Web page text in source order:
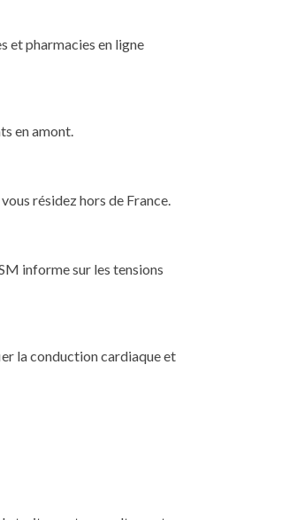
et pharmacies en ligne
en amont.
résidez hors de France.
informe sur les tensions
la conduction cardiaque et